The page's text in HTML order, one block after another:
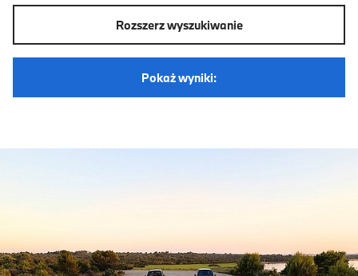
Rozszerz wyszukiwanie
Pokaż wyniki: